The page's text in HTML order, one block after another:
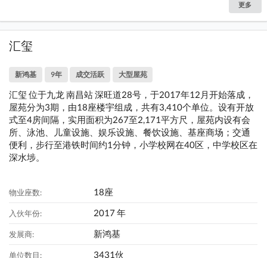
更多
汇玺
新鸿基 9年 成交活跃 大型屋苑
汇玺 位于九龙 南昌站 深旺道28号，于2017年12月开始落成，
屋苑分为3期，由18座楼宇组成，共有3,410个单位。设有开放
式至4房间隔，实用面积为267至2,171平方尺，屋苑内设有会
所、泳池、儿童设施、娱乐设施、餐饮设施、基座商场；交通
便利，步行至港铁时间约1分钟，小学校网在40区，中学校区在
深水埗。
物业座数: 18座
入伙年份: 2017 年
发展商: 新鸿基
单位数目: 3431伙